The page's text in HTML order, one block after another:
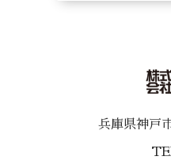
兵庫県神戸